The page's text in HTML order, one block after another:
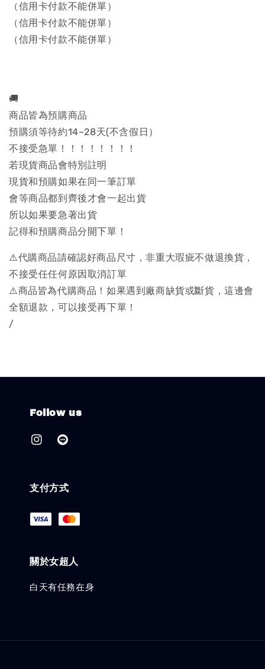
（信用卡付款不能併單）
（信用卡付款不能併單）
（信用卡付款不能併單）
🚚
商品皆為預購商品
預購須等待約14~28天(不含假日）
不接受急單！！！！！！！！
若現貨商品會特別註明
現貨和預購如果在同一筆訂單
會等商品都到齊後才會一起出貨
所以如果要急著出貨
記得和預購商品分開下單！
⚠️代購商品請確認好商品尺寸，非重大瑕疵不做退換貨，
不接受任任何原因取消訂單
⚠️商品皆為代購商品！如果遇到廠商缺貨或斷貨，這邊會
全額退款，可以接受再下單！
/
Follow us
支付方式
關於女超人
白天有任務在身